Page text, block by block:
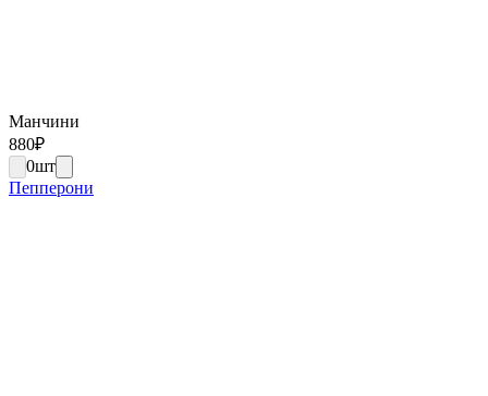
Манчини
880₽
0шт
Пепперони